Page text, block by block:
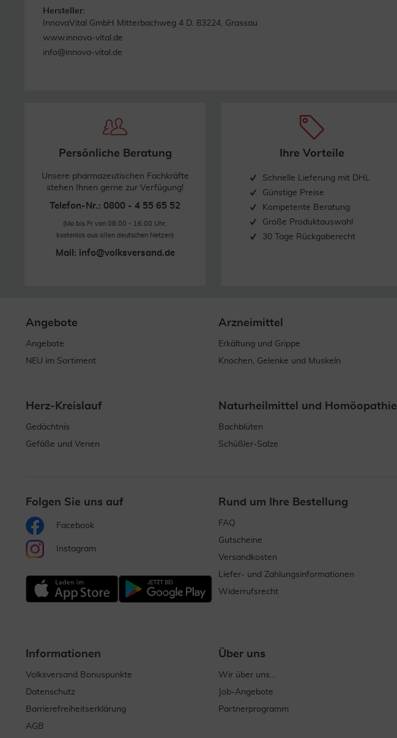
Hersteller:
InnovaVital GmbH Mitterbachweg 4 D. 83224, Grassau
www.innova-vital.de
info@innova-vital.de
Persönliche Beratung
Unsere pharmazeutischen Fachkräfte
stehen Ihnen gerne zur Verfügung!
Telefon-Nr.: 0800 - 4 55 65 52
(Mo bis Fr von 08.00 - 16.00 Uhr,
kostenlos aus allen deutschen Netzen)
Mail: info@volksversand.de
Ihre Vorteile
Schnelle Lieferung mit DHL
Günstige Preise
Kompetente Beratung
Große Produktauswahl
30 Tage Rückgaberecht
Angebote
Angebote
NEU im Sortiment
Arzneimittel
Erkältung und Grippe
Knochen, Gelenke und Muskeln
Herz-Kreislauf
Gedächtnis
Gefäße und Venen
Naturheilmittel und Homöopathie
Bachblüten
Schüßler-Salze
Folgen Sie uns auf
Facebook
Instagram
Rund um Ihre Bestellung
FAQ
Gutscheine
Versandkosten
Liefer- und Zahlungsinformationen
Widerrufsrecht
Informationen
Volksversand Bonuspunkte
Datenschutz
Barrierefreiheitserklärung
AGB
Über uns
Wir über uns...
Job-Angebote
Partnerprogramm